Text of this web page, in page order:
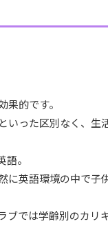
的です。
いった区別なく、生
。
に英語環境の中で子
ブでは学齢別のカリ